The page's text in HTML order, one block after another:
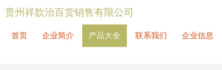
贵州祥歆治百货销售有限公司
首页 企业简介 产品大全 联系我们 企业信息